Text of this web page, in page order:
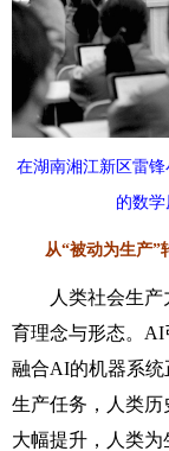
在湖南湘江新区雷
的数学
从“被动为生产”转
人类社会生产力
育理念与形态。AI
融合AI的机器系统
生产任务，人类
大幅提升，人类